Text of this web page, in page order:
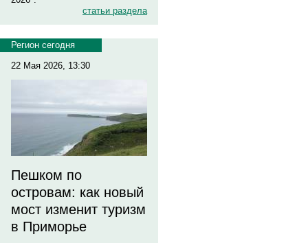
статьи раздела
Регион сегодня
22 Мая 2026, 13:30
Пешком по
островам: как новый
мост изменит туризм
в Приморье